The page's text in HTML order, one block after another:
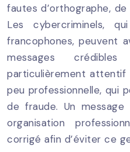
fautes d’orthographe,
Les cybercriminels,
francophones, peuvent
messages
particulièrement attentif
peu professionnelle, qui
de fraude. Un message
organisation
corrigé afin d’éviter ce